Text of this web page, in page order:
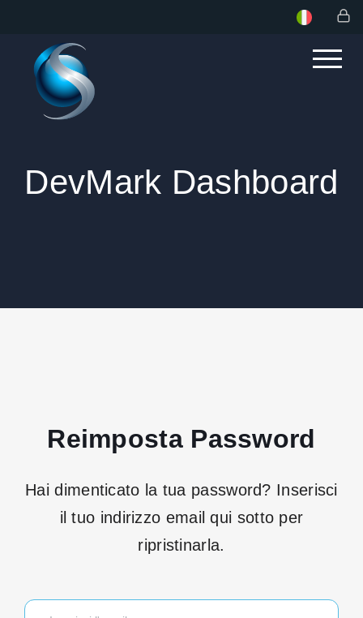
DevMark Dashboard
Reimposta Password
Hai dimenticato la tua password? Inserisci
il tuo indirizzo email qui sotto per
ripristinarla.